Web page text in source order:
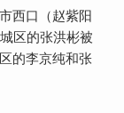
西口（赵紫阳
区的张洪彬被
的李京纯和张